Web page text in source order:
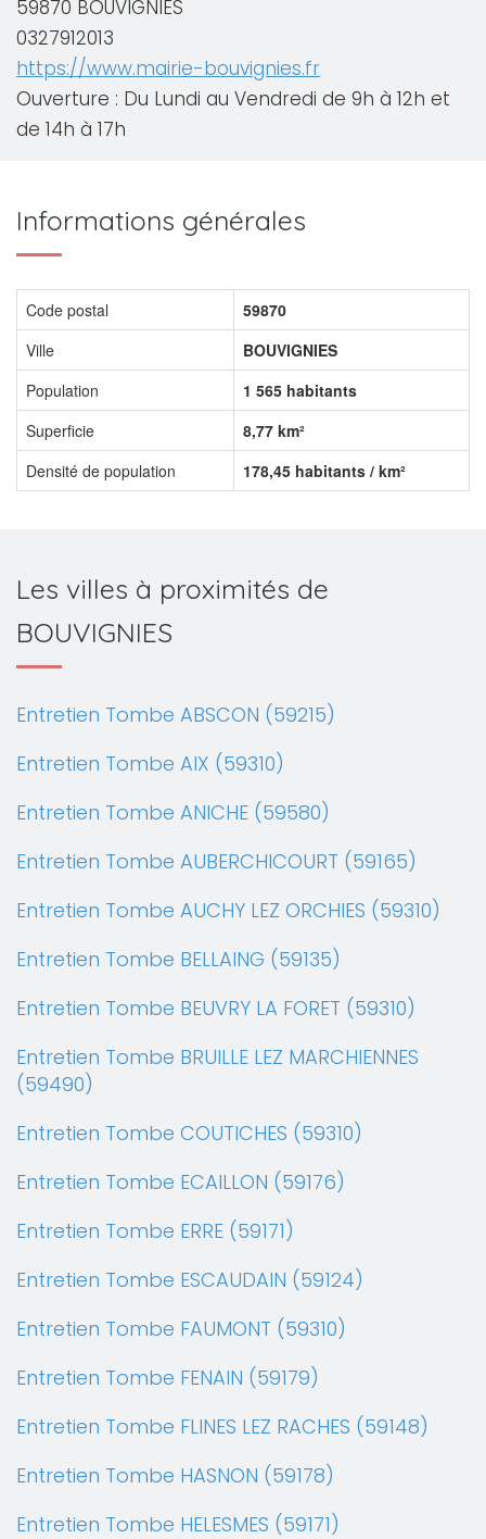
59870 BOUVIGNIES
0327912013
https://www.mairie-bouvignies.fr
Ouverture : Du Lundi au Vendredi de 9h à 12h et
de 14h à 17h
Informations générales
Code postal
59870
Ville
BOUVIGNIES
Population
1 565 habitants
Superficie
8,77 km²
Densité de population
178,45 habitants / km²
Les villes à proximités de
BOUVIGNIES
Entretien Tombe ABSCON (59215)
Entretien Tombe AIX (59310)
Entretien Tombe ANICHE (59580)
Entretien Tombe AUBERCHICOURT (59165)
Entretien Tombe AUCHY LEZ ORCHIES (59310)
Entretien Tombe BELLAING (59135)
Entretien Tombe BEUVRY LA FORET (59310)
Entretien Tombe BRUILLE LEZ MARCHIENNES
(59490)
Entretien Tombe COUTICHES (59310)
Entretien Tombe ECAILLON (59176)
Entretien Tombe ERRE (59171)
Entretien Tombe ESCAUDAIN (59124)
Entretien Tombe FAUMONT (59310)
Entretien Tombe FENAIN (59179)
Entretien Tombe FLINES LEZ RACHES (59148)
Entretien Tombe HASNON (59178)
Entretien Tombe HELESMES (59171)